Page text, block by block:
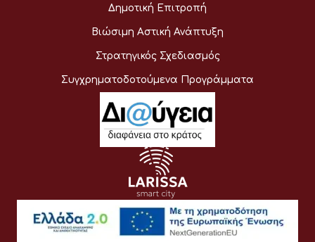
Δημοτική Επιτροπή
Βιώσιμη Αστική Ανάπτυξη
Στρατηγικός Σχεδιασμός
Συγχρηματοδοτούμενα Προγράμματα